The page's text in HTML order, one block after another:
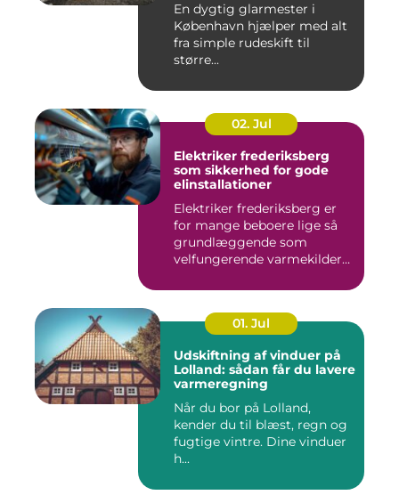
En dygtig glarmester i
København hjælper med alt
fra simple rudeskift til
større...
02. Jul
Elektriker frederiksberg
som sikkerhed for gode
elinstallationer
Elektriker frederiksberg er
for mange beboere lige så
grundlæggende som
velfungerende varmekilder
01. Jul
Udskiftning af vinduer på
Lolland: sådan får du lavere
varmeregning
Når du bor på Lolland,
kender du til blæst, regn og
fugtige vintre. Dine vinduer
h...